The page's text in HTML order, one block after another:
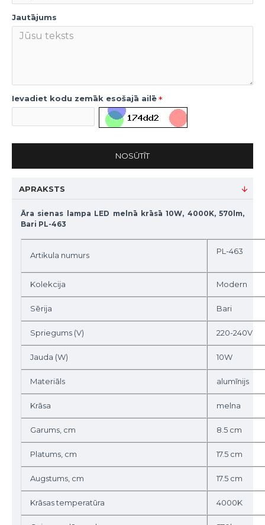
Jautājums
Ievadiet kodu zemāk esošajā ailē
NOSŪTĪT
APRAKSTS
Āra sienas lampa LED melnā krāsā 10W, 4000K, 570lm,
Bari PL-463
Artikula numurs PL-463
Kolekcija Modern
Sērija Bari
Spriegums (V) 220-240V
Jauda (W) 10W
Materiāls alumīnijs
Krāsa melna
Garums, cm 8.5 cm
Platums, cm 17.5 cm
Augstums, cm 17.5 cm
Krāsas temperatūra 4000K